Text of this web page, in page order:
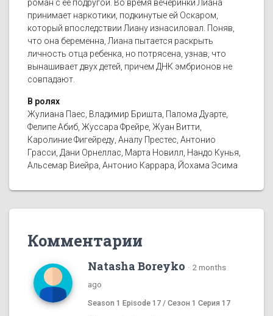
роман с её подругой. Во время вечеринки Лиана
принимает наркотики, подкинутые ей Оскаром,
который впоследствии Лиану изнасиловал. Поняв,
что она беременна, Лиана пытается раскрыть
личность отца ребенка, но потрясена, узнав, что
вынашивает двух детей, причем ДНК эмбрионов не
совпадают.
В ролях
Жулиана Паес, Владимир Бришта, Палома Дуарте,
Фелипе Абиб, Жуссара Фрейре, Жуан Витти,
Каролиние Фигейреду, Аналу Престес, Антонио
Грасси, Дани Орнеллас, Марта Новилл, Нандо Кунья,
Альсемар Виейра, Антонио Каррара, Йохама Эсима
Комментарии
Natasha Boreyko · 2 months
ago
Season 1 Episode 17 / Сезон 1 Серия 17